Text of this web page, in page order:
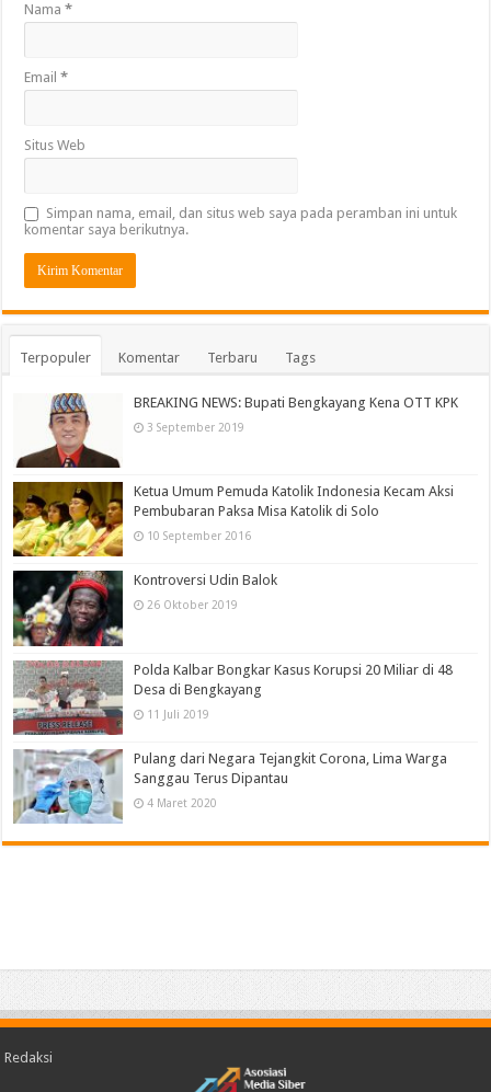
Nama*
Email*
Situs Web
Simpan nama, email, dan situs web saya pada peramban ini untuk
komentar saya berikutnya.
Terpopuler Komentar Terbaru Tags
BREAKING NEWS: Bupati Bengkayang Kena OTT KPK
3 September 2019
Ketua Umum Pemuda Katolik Indonesia Kecam Aksi
Pembubaran Paksa Misa Katolik di Solo
10 September 2016
Kontroversi Udin Balok
26 Oktober 2019
Polda Kalbar Bongkar Kasus Korupsi 20 Miliar di 48
Desa di Bengkayang
11 Juli 2019
Pulang dari Negara Tejangkit Corona, Lima Warga
Sanggau Terus Dipantau
4 Maret 2020
Redaksi